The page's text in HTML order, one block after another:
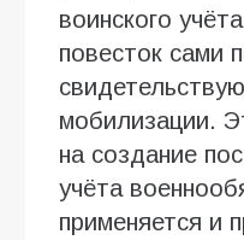
воинского
повесток сами
мобилизации.
на создание
учёта
применяется и